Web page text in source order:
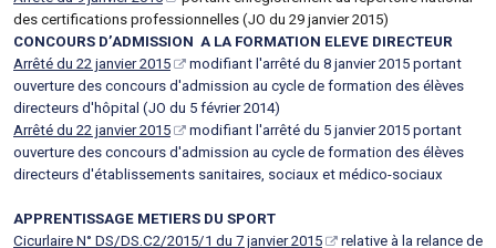
des certifications professionnelles (JO du 29 janvier 2015)
CONCOURS D’ADMISSION A LA FORMATION ELEVE DIRECTEUR
Arrêté du 22 janvier 2015
modifiant l'arrêté du 8 janvier 2015 portant
ouverture des concours d'admission au cycle de formation des élèves
directeurs d'hôpital (JO du 5 février 2014)
Arrêté du 22 janvier 2015
modifiant l'arrêté du 5 janvier 2015 portant
ouverture des concours d'admission au cycle de formation des élèves
directeurs d'établissements sanitaires, sociaux et médico-sociaux
APPRENTISSAGE METIERS DU SPORT
Cicurlaire N° DS/DS.C2/2015/1 du 7 janvier 2015
relative à la relance de